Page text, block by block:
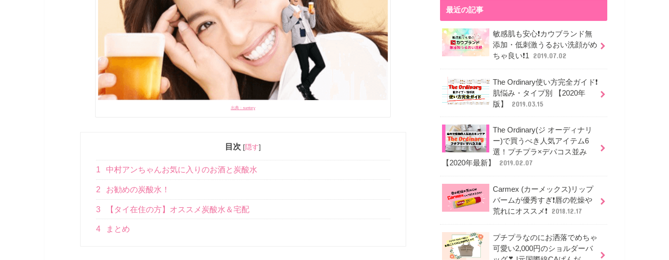
出典：suntory
目次 [隠す]
1 中村アンちゃんお気に入りのお酒と炭酸水
2 お勧めの炭酸水！
3 【タイ在住の方】オススメ炭酸水＆宅配
4 まとめ
最近の記事
敏感肌も安心❗カウブランド無
添加・低刺激うるおい洗顔がめ
ちゃ良い❗1
2019.07.02
The Ordinary使い方完全ガイド❗
肌悩み・タイプ別 【2020年
版】
2019.03.15
The Ordinary(ジ オーディナリ
ー)で買うべき人気アイテム6
選！プチプラ×デパコス並み
【2020年最新】
2019.02.07
Carmex (カーメックス)リップ
バームが優秀すぎ❗唇の乾燥や
荒れにオススメ❗
2018.12.17
プチプラなのにお洒落でめちゃ
可愛い2,000円のショルダーバ